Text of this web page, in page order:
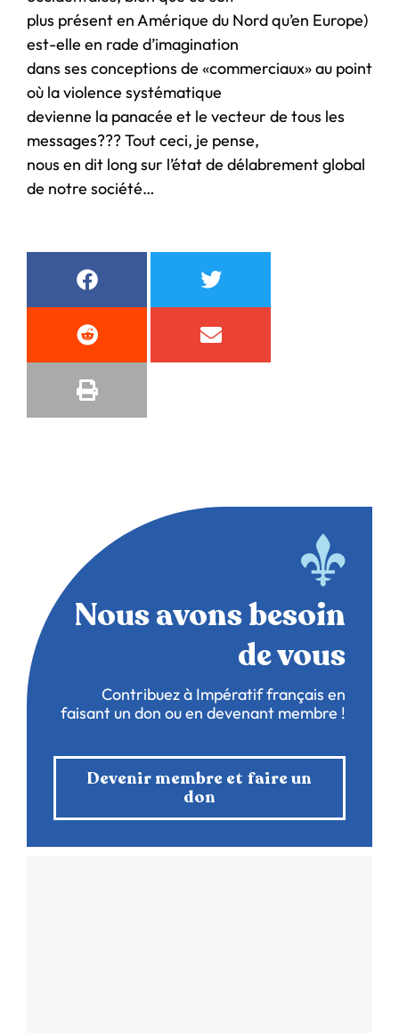
plus présent en Amérique du Nord qu’en Europe)
est-elle en rade d’imagination
dans ses conceptions de «commerciaux» au point
où la violence systématique
devienne la panacée et le vecteur de tous les
messages??? Tout ceci, je pense,
nous en dit long sur l’état de délabrement global
de notre société…
Nous avons besoin
de vous
Contribuez à Impératif français en
faisant un don ou en devenant membre !
Devenir membre et faire un
don